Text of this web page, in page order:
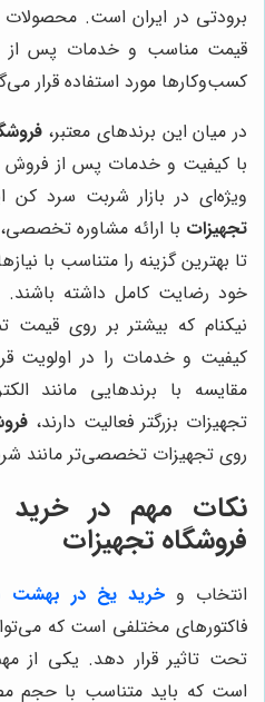
برودتی در ایران است. محصولات
قیمت مناسب و خدمات پس از
کسب‌وکارها مورد استفاده قرار
در میان این برندهای معتبر،
با کیفیت و خدمات پس از فروش
ویژه‌ای در بازار شربت سرد کن
تجهیزات با ارائه مشاوره
تا بهترین گزینه را متناسب با
خود رضایت کامل داشته باشند.
نیکنام که بیشتر بر روی قیمت
کیفیت و خدمات را در اولویت
مقایسه با برندهایی مانند
تجهیزات بزرگتر فعالیت دارند،
روی تجهیزات تخصصی‌تر مانند
نکات مهم در
فروشگاه تجهیزات
انتخاب وخرید یخ در بهشت
فاکتورهای مختلفی است که
تحت تاثیر قرار دهد. یکی از
است که باید متناسب با حجم